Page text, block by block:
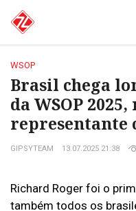
WSOP
Brasil chega
da WSOP
representante
GIPSYTEAM 13.07.2025 21:38
Richard Roger foi o
também todos os